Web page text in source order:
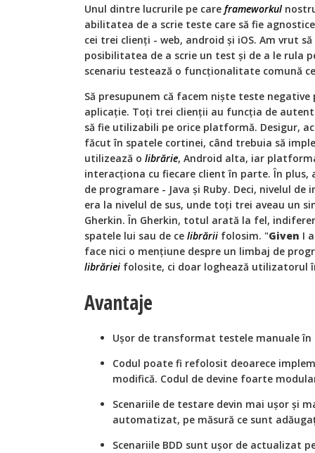
Unul dintre lucrurile pe care frameworkul
abilitatea de a scrie teste care să fie
cei trei clienți - web, android și iOS. Am vrut
posibilitatea de a scrie un test și de a le rula
scenariu testează o funcționalitate comună
Să presupunem că facem niște teste
aplicație. Toți trei clienții au funcția de
să fie utilizabili pe orice platformă. Desigur,
făcut în spatele cortinei, când trebuia să
utilizează o librărie, Android alta, iar
interacționa cu fiecare client în parte. În
de programare - Java și Ruby. Deci, nivelul
era la nivelul de sus, unde toți trei aveau un
Gherkin. În Gherkin, totul arată la fel,
spatele lui sau de ce librării folosim. "Given I
face nici o mențiune despre un limbaj de
librăriei folosite, ci doar loghează utilizatorul
Avantaje
Ușor de transformat testele manuale
Codul poate fi refolosit deoarece
modifică. Codul de devine foarte
Scenariile de testare devin mai ușor și
automatizat, pe măsură ce sunt
Scenariile BDD sunt ușor de actualizat